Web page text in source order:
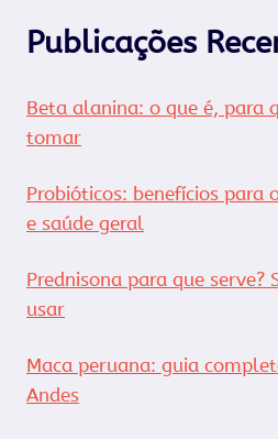
Publicações
Beta alanina: o que é, para
tomar
Probióticos: benefícios para
e saúde geral
Prednisona para que serve?
usar
Maca peruana: guia
Andes